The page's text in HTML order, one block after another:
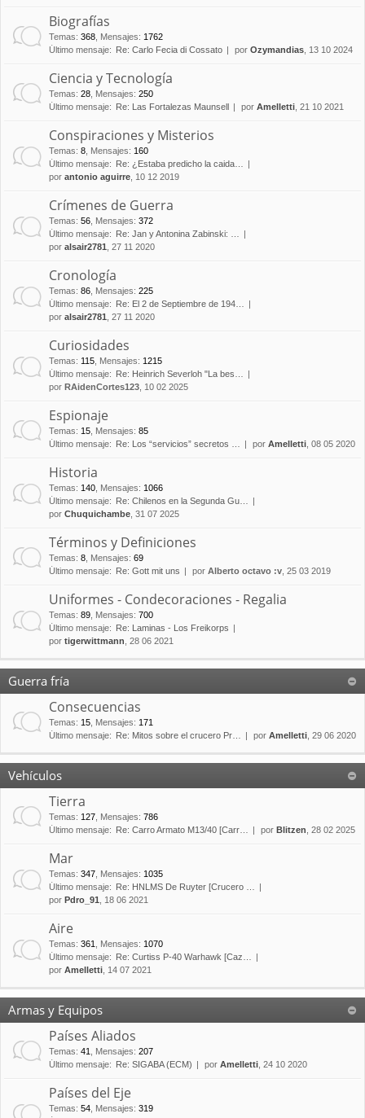
Biografías
Temas: 368 Mensajes: 1762
Último mensaje:
Re: Carlo Fecia di Cossato por Ozymandias , 13 10 2024
Ciencia y Tecnología
Temas: 28 Mensajes: 250
Último mensaje:
Re: Las Fortalezas Maunsell por Amelletti , 21 10 2021
Conspiraciones y Misterios
Temas: 8 Mensajes: 160
Último mensaje:
Re: ¿Estaba predicho la caida…
por antonio aguirre , 10 12 2019
Crímenes de Guerra
Temas: 56 Mensajes: 372
Último mensaje:
Re: Jan y Antonina Zabinski: …
por alsair2781 , 27 11 2020
Cronología
Temas: 86 Mensajes: 225
Último mensaje:
Re: El 2 de Septiembre de 194…
por alsair2781 , 27 11 2020
Curiosidades
Temas: 115 Mensajes: 1215
Último mensaje:
Re: Heinrich Severloh "La bes…
por RAidenCortes123 , 10 02 2025
Espionaje
Temas: 15 Mensajes: 85
Último mensaje:
Re: Los “servicios” secretos … por Amelletti , 08 05 2020
Historia
Temas: 140 Mensajes: 1066
Último mensaje:
Re: Chilenos en la Segunda Gu…
por Chuquichambe , 31 07 2025
Términos y Definiciones
Temas: 8 Mensajes: 69
Último mensaje:
Re: Gott mit uns por Alberto octavo :v , 25 03 2019
Uniformes - Condecoraciones - Regalia
Temas: 89 Mensajes: 700
Último mensaje:
Re: Laminas - Los Freikorps
por tigerwittmann , 28 06 2021
Guerra fría
Consecuencias
Temas: 15 Mensajes: 171
Último mensaje:
Re: Mitos sobre el crucero Pr… por Amelletti , 29 06 2020
Vehículos
Tierra
Temas: 127 Mensajes: 786
Último mensaje:
Re: Carro Armato M13/40 [Carr… por Blitzen , 28 02 2025
Mar
Temas: 347 Mensajes: 1035
Último mensaje:
Re: HNLMS De Ruyter [Crucero …
por Pdro_91 , 18 06 2021
Aire
Temas: 361 Mensajes: 1070
Último mensaje:
Re: Curtiss P-40 Warhawk [Caz…
por Amelletti , 14 07 2021
Armas y Equipos
Países Aliados
Temas: 41 Mensajes: 207
Último mensaje:
Re: SIGABA (ECM) por Amelletti , 24 10 2020
Países del Eje
Temas: 54 Mensajes: 319